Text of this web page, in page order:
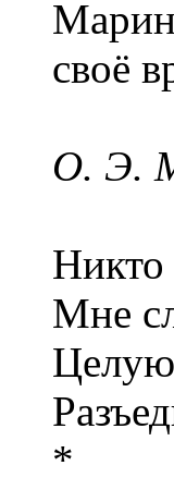
своё
О. Э.
Никто
Мне
*